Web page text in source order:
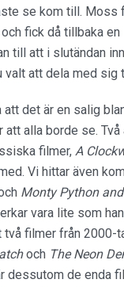
se kom till. Moss
fick då tillbaka en
till att i slutändan
valt att dela med sig
att det är en salig
alla borde se. Två
filmer, A
Vi hittar även
Monty Python
vara lite som
två filmer från 2000-
och The Neon
dessutom de enda